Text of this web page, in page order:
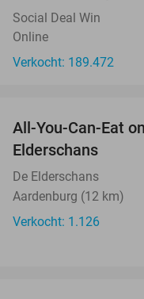
Social Deal Win
Online
Verkocht: 189.472
All-You-Can-Eat
Elderschans
De Elderschans
Aardenburg (12 km)
Verkocht: 1.126